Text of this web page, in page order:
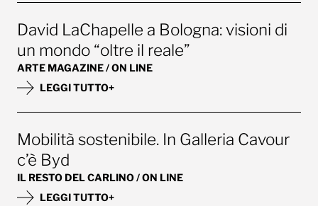
David LaChapelle a Bologna: visioni di
un mondo “oltre il reale”
ARTE MAGAZINE / ON LINE
LEGGI TUTTO+
Mobilità sostenibile. In Galleria Cavour
c’è Byd
IL RESTO DEL CARLINO / ON LINE
LEGGI TUTTO+